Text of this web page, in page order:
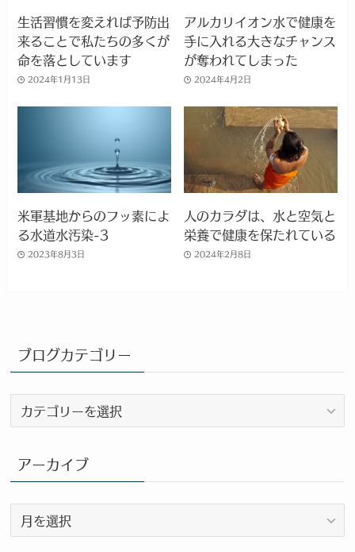
生活習慣を変えれば予防出
来ることで私たちの多くが
命を落としています
2024年1月13日
アルカリイオン水で健康を
手に入れる大きなチャンス
が奪われてしまった
2024年4月2日
米軍基地からのフッ素によ
る水道水汚染-3
2023年8月3日
人のカラダは、水と空気と
栄養で健康を保たれている
2024年2月8日
ブログカテゴリー
ロ
カ
テ
ゴ
リ
ー
アーカイブ
ー